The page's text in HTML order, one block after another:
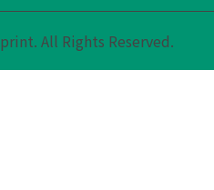
All Rights Reserved.